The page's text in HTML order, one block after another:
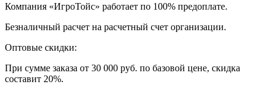
Компания «ИгроТойс» работает по 100% предоплате.
Безналичный расчет на расчетный счет организации.
Оптовые скидки:
При сумме заказа от 30 000 руб. по базовой цене, скидка
составит 20%.